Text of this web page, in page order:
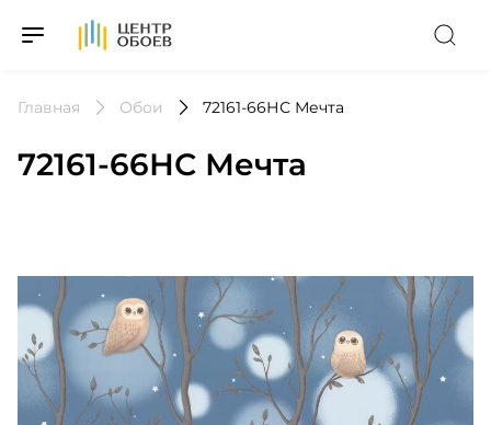
На Главную
Главная Обои 72161-66НС Мечта
72161-66НС Мечта